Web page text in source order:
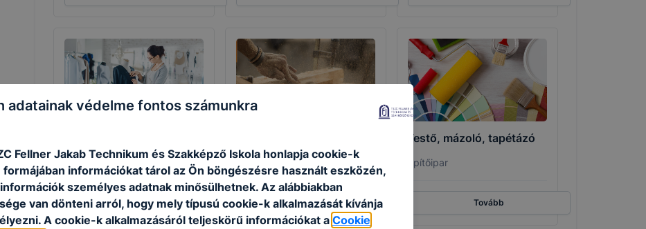
Kreatív
Tovább
Fa- és bútoripar
Tovább
Festő, mázoló, tapétázó
Építőipar
Tovább
adatainak védelme fontos számunkra
Fellner Jakab Technikum és Szakképző Iskola honlapja cookie-k
információkat tárol az Ön böngészésre használt eszközén,
személyes adatnak minősülhetnek. Az alábbiakban
van dönteni arról, hogy mely típusú cookie-k alkalmazását kívánja
A cookie-k alkalmazásáról teljeskörű információkat a Cookie